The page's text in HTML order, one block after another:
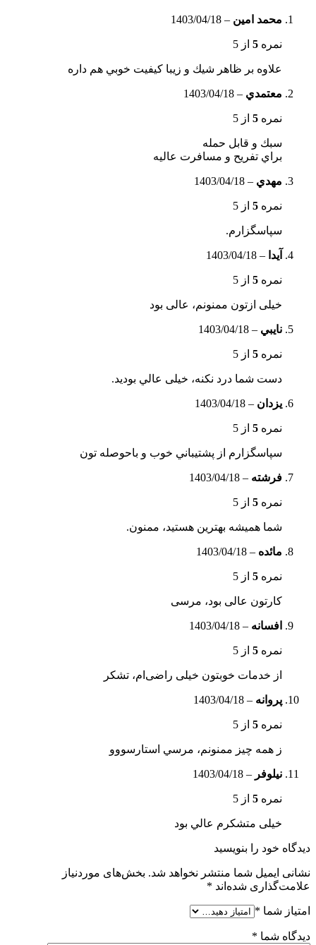
محمد امين –
1403/04/18
نمره 5 از 5
علاوه بر ظاهر شيك و زيبا كيفيت خوبي هم داره
معتمدي –
1403/04/18
نمره 5 از 5
سبك و قابل حمله
براي تفريح و مسافرت عاليه
مهدي –
1403/04/18
نمره 5 از 5
سپاسگزارم.
آيدا –
1403/04/18
نمره 5 از 5
خیلی ازتون ممنونم، عالی بود
نايبي –
1403/04/18
نمره 5 از 5
دست شما درد نکنه، خیلی عالي بودید.
يزدان –
1403/04/18
نمره 5 از 5
سپاسگزارم از پشتيباني خوب و باحوصله تون
فرشته –
1403/04/18
نمره 5 از 5
شما همیشه بهترین هستید، ممنون.
مائده –
1403/04/18
نمره 5 از 5
کارتون عالی بود، مرسی
افسانه –
1403/04/18
نمره 5 از 5
از خدمات خوبتون خیلی راضی‌ام، تشکر
پروانه –
1403/04/18
نمره 5 از 5
ز همه چیز ممنونم، مرسي استارسووو
نيلوفر –
1403/04/18
نمره 5 از 5
خیلی متشکرم عالي بود
دیدگاه خود را بنویسید
نشانی ایمیل شما منتشر نخواهد شد. بخش‌های موردنیاز
علامت‌گذاری شده‌اند *
امتیاز شما *
دیدگاه شما *